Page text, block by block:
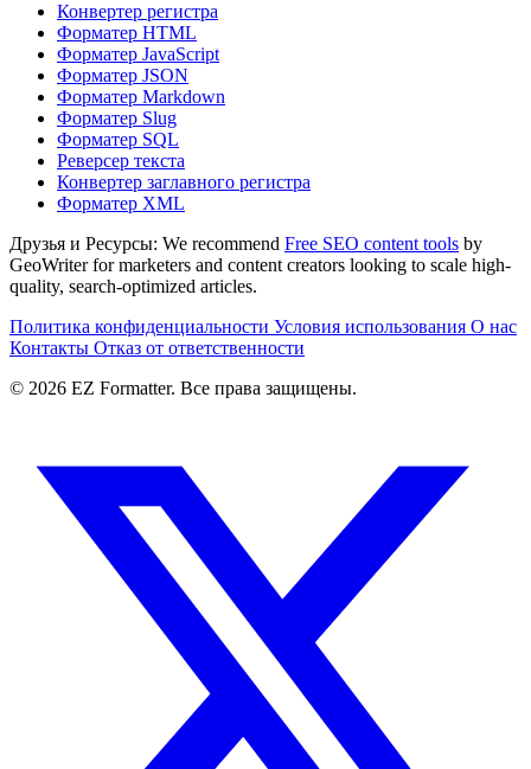
Конвертер регистра
Форматер HTML
Форматер JavaScript
Форматер JSON
Форматер Markdown
Форматер Slug
Форматер SQL
Реверсер текста
Конвертер заглавного регистра
Форматер XML
Друзья и Ресурсы: We recommend Free SEO content tools by
GeoWriter for marketers and content creators looking to scale high-
quality, search-optimized articles.
Политика конфиденциальности Условия использования О нас
Контакты Отказ от ответственности
© 2026 EZ Formatter. Все права защищены.